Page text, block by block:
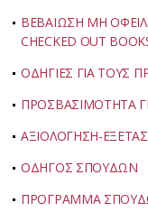
ΒΕΒΑΙΩΣΗ ΜΗ
CHECKED OUT
ΟΔΗΓΙΕΣ ΓΙΑ ΤΟΥΣ
ΠΡΟΣΒΑΣΙΜΟΤΗΤΑ
ΑΞΙΟΛΟΓΗΣΗ-
ΟΔΗΓΟΣ ΣΠΟΥΔΩΝ
ΠΡΟΓΡΑΜΜΑ